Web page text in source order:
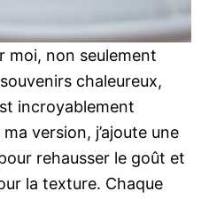
moi, non seulement
chaleureux,
incroyablement
version, j’ajoute une
rehausser le goût et
la texture. Chaque